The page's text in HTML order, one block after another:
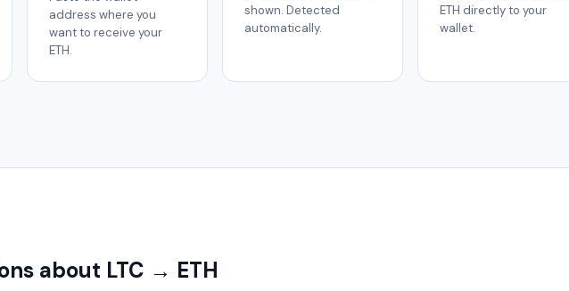
address where you
want to receive your
ETH.
shown. Detected
automatically.
ETH directly to your
wallet.
about LTC → ETH